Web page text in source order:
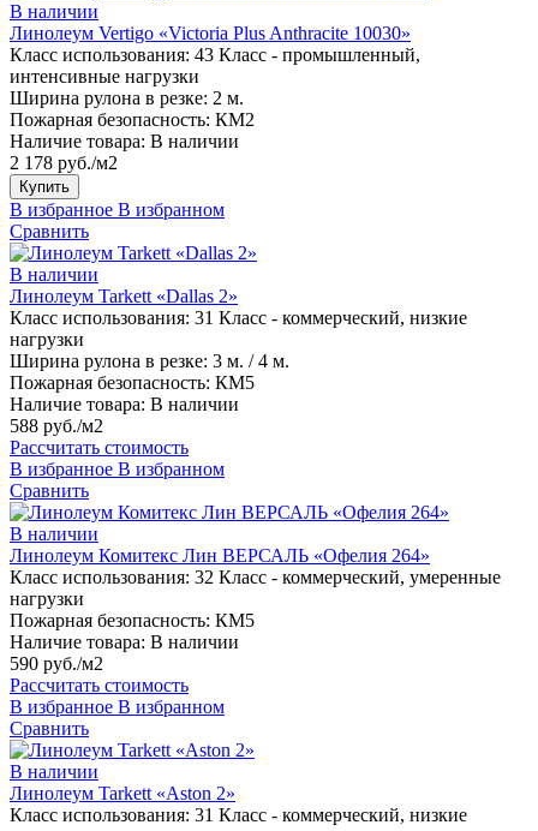
В наличии
Линолеум Vertigo «Victoria Plus Anthracite 10030»
Класс использования: 43 Класс - промышленный,
интенсивные нагрузки
Ширина рулона в резке: 2 м.
Пожарная безопасность: КМ2
Наличие товара: В наличии
2 178 руб./м2
Купить
В избранное В избранном
Сравнить
В наличии
Линолеум Tarkett «Dallas 2»
Класс использования: 31 Класс - коммерческий, низкие
нагрузки
Ширина рулона в резке: 3 м. / 4 м.
Пожарная безопасность: КМ5
Наличие товара: В наличии
588 руб./м2
Рассчитать стоимость
В избранное В избранном
Сравнить
В наличии
Линолеум Комитекс Лин ВЕРСАЛЬ «Офелия 264»
Класс использования: 32 Класс - коммерческий, умеренные
нагрузки
Пожарная безопасность: КМ5
Наличие товара: В наличии
590 руб./м2
Рассчитать стоимость
В избранное В избранном
Сравнить
В наличии
Линолеум Tarkett «Aston 2»
Класс использования: 31 Класс - коммерческий, низкие